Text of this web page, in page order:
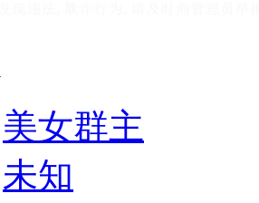
美女群主
未知